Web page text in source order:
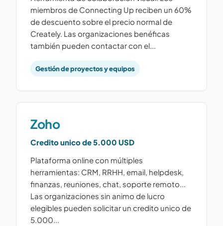
miembros de Connecting Up reciben un 60%
de descuento sobre el precio normal de
Creately. Las organizaciones benéficas
también pueden contactar con el...
Gestión de proyectos y equipos
Zoho
Credito unico de 5.000 USD
Plataforma online con múltiples
herramientas: CRM, RRHH, email, helpdesk,
finanzas, reuniones, chat, soporte remoto...
Las organizaciones sin animo de lucro
elegibles pueden solicitar un credito unico de
5.000...